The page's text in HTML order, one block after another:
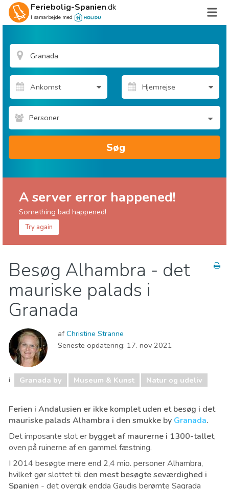
Feriebolig-Spanien.dk
I samarbejde med
Personer
Søg
A server error happened!
Something bad happened!
Try again
Lokale events
Museum & Kunst
Natur og udeliv
Sport og adventure
Besøg Alhambra - det
mauriske palads i
Granada
afChristine Stranne
Seneste opdatering: 17. nov 2021
i Granada by Museum & Kunst Natur og udeliv
Ferien i Andalusien er ikke komplet uden et besøg i det
mauriske palads Alhambra i den smukke by Granada.
Det imposante slot er bygget af maurerne i 1300-tallet,
oven på ruinerne af en gammel fæstning.
I 2014 besøgte mere end 2,4 mio. personer Alhambra,
hvilket gør slottet til den mest besøgte seværdighed i
Spanien - det overgik endda Gaudis berømte Sagrada